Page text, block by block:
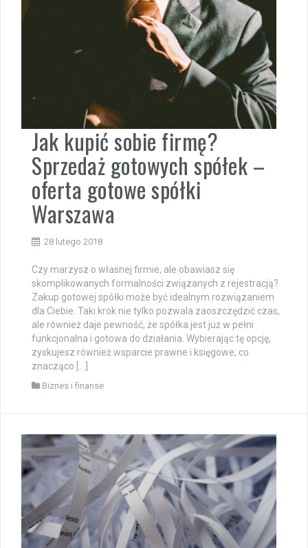
Jak kupić sobie firmę?
Sprzedaż gotowych spółek –
oferta gotowe spółki
Warszawa
28 lutego 2018
Czy marzysz o własnej firmie, ale obawiasz się
skomplikowanych formalności związanych z rejestracją?
Zakup gotowej spółki może być idealnym rozwiązaniem
dla Ciebie. Taki krok nie tylko pozwala zaoszczędzić czas,
ale również daje pewność, że spółka jest już w pełni
funkcjonalna i gotowa do działania. Wybierając tę opcję,
zyskujesz również wsparcie prawne i księgowe, co
znacząco […]
Biznes i finanse